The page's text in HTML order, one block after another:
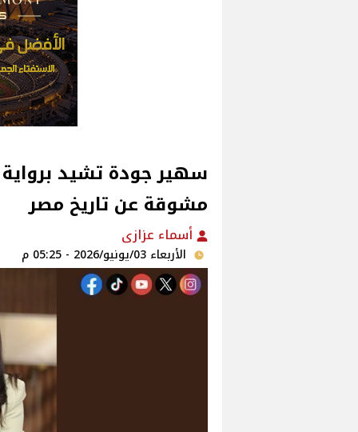
سهير جودة تشيد برواية
مشوقة عن تاريخ مصر
أسماء عزازى
الأربعاء 03/يونيو/2026 - 05:25 م